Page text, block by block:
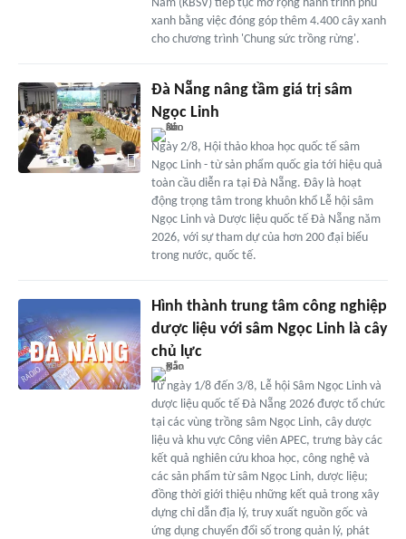
Nam (KBSV) tiếp tục mở rộng hành trình phủ
xanh bằng việc đóng góp thêm 4.400 cây xanh
cho chương trình 'Chung sức trồng rừng'.
Đà Nẵng nâng tầm giá trị sâm
Ngọc Linh
Ngày 2/8, Hội thảo khoa học quốc tế sâm
Ngọc Linh - từ sản phẩm quốc gia tới hiệu quả
toàn cầu diễn ra tại Đà Nẵng. Đây là hoạt
động trọng tâm trong khuôn khổ Lễ hội sâm
Ngọc Linh và Dược liệu quốc tế Đà Nẵng năm
2026, với sự tham dự của hơn 200 đại biểu
trong nước, quốc tế.
Hình thành trung tâm công nghiệp
dược liệu với sâm Ngọc Linh là cây
chủ lực
Từ ngày 1/8 đến 3/8, Lễ hội Sâm Ngọc Linh và
dược liệu quốc tế Đà Nẵng 2026 được tổ chức
tại các vùng trồng sâm Ngọc Linh, cây dược
liệu và khu vực Công viên APEC, trưng bày các
kết quả nghiên cứu khoa học, công nghệ và
các sản phẩm từ sâm Ngọc Linh, dược liệu;
đồng thời giới thiệu những kết quả trong xây
dựng chỉ dẫn địa lý, truy xuất nguồn gốc và
ứng dụng chuyển đổi số trong quản lý, phát